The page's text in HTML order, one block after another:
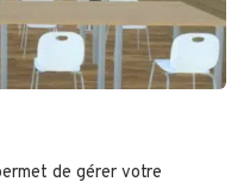
de gérer votre